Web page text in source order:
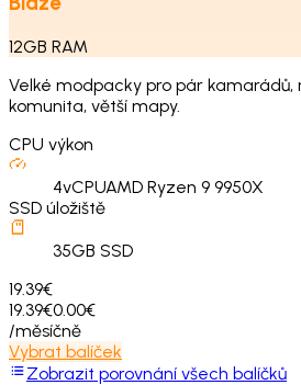
12GB RAM
Velké modpacky pro pár kamarádů,
komunita, větší mapy.
CPU výkon
4vCPUAMD Ryzen 9 9950X
SSD úložiště
35GB SSD
19.39€
19.39€0.00€
/měsíčně
Vybrat balíček
Zobrazit porovnání všech balíčků